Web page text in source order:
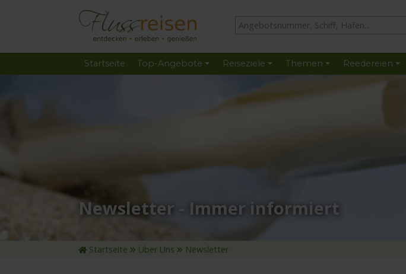
Startseite Top-Angebote Reiseziele Themen Reedereien
Newsletter - Immer informiert
Startseite Über Uns Newsletter